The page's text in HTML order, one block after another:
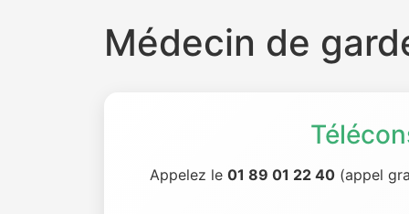
Médecin de
Appelez le 01 89 01 22 40 (appel